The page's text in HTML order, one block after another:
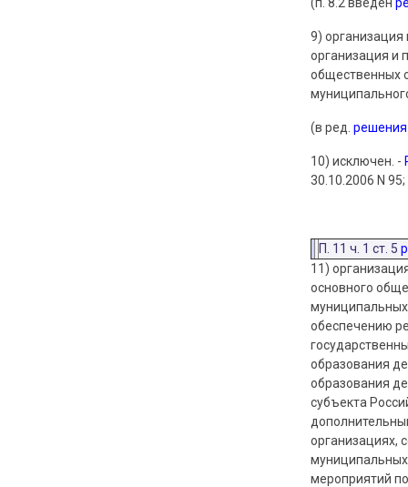
9)
организация и
общественных
(в ред. решения
10) исключен. -
30.10.2006 N 95;
П. 11 ч. 1 ст. 5
11)
основного
обеспечению
образования
образования
субъекта
организациях,
мероприятий